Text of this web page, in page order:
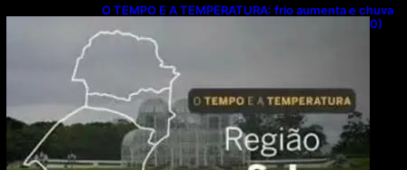
O TEMPO E A TEMPERATURA: frio aumenta e chuva
persiste em áreas do Sul nesta segunda-feira (10)